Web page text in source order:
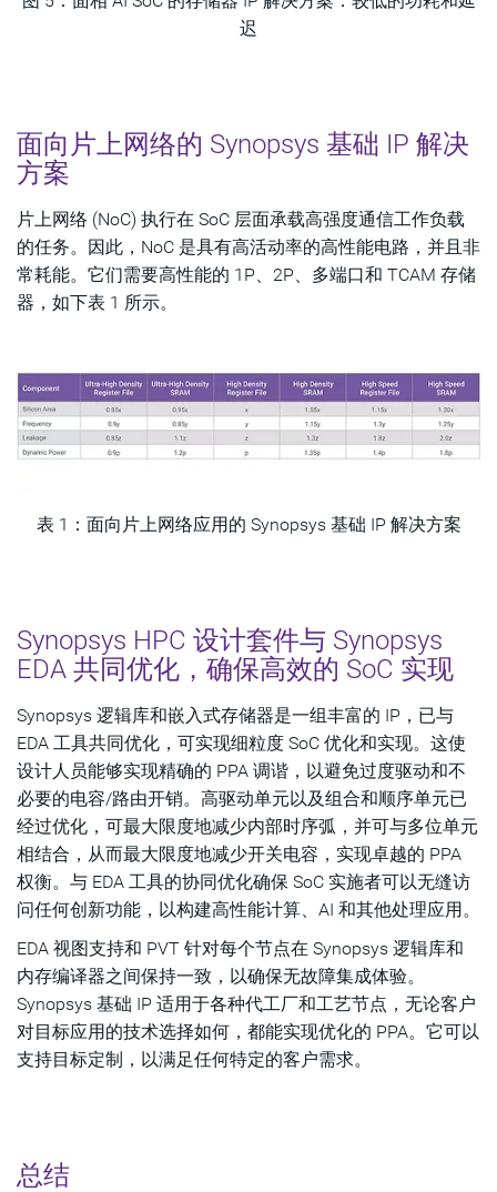
迟
面向片上网络的 Synopsys 基础 IP 解决
方案
片上网络 (NoC) 执行在 SoC 层面承载高强度通信工作负载
的任务。因此，NoC 是具有高活动率的高性能电路，并且非
常耗能。它们需要高性能的 1P、2P、多端口和 TCAM 存储
器，如下表 1 所示。
表 1：面向片上网络应用的 Synopsys 基础 IP 解决方案
Synopsys HPC 设计套件与 Synopsys
EDA 共同优化，确保高效的 SoC 实现
Synopsys 逻辑库和嵌入式存储器是一组丰富的 IP，已与
EDA 工具共同优化，可实现细粒度 SoC 优化和实现。这使
设计人员能够实现精确的 PPA 调谐，以避免过度驱动和不
必要的电容/路由开销。高驱动单元以及组合和顺序单元已
经过优化，可最大限度地减少内部时序弧，并可与多位单元
相结合，从而最大限度地减少开关电容，实现卓越的 PPA
权衡。与 EDA 工具的协同优化确保 SoC 实施者可以无缝访
问任何创新功能，以构建高性能计算、AI 和其他处理应用。
EDA 视图支持和 PVT 针对每个节点在 Synopsys 逻辑库和
内存编译器之间保持一致，以确保无故障集成体验。
Synopsys 基础 IP 适用于各种代工厂和工艺节点，无论客户
对目标应用的技术选择如何，都能实现优化的 PPA。它可以
支持目标定制，以满足任何特定的客户需求。
总结